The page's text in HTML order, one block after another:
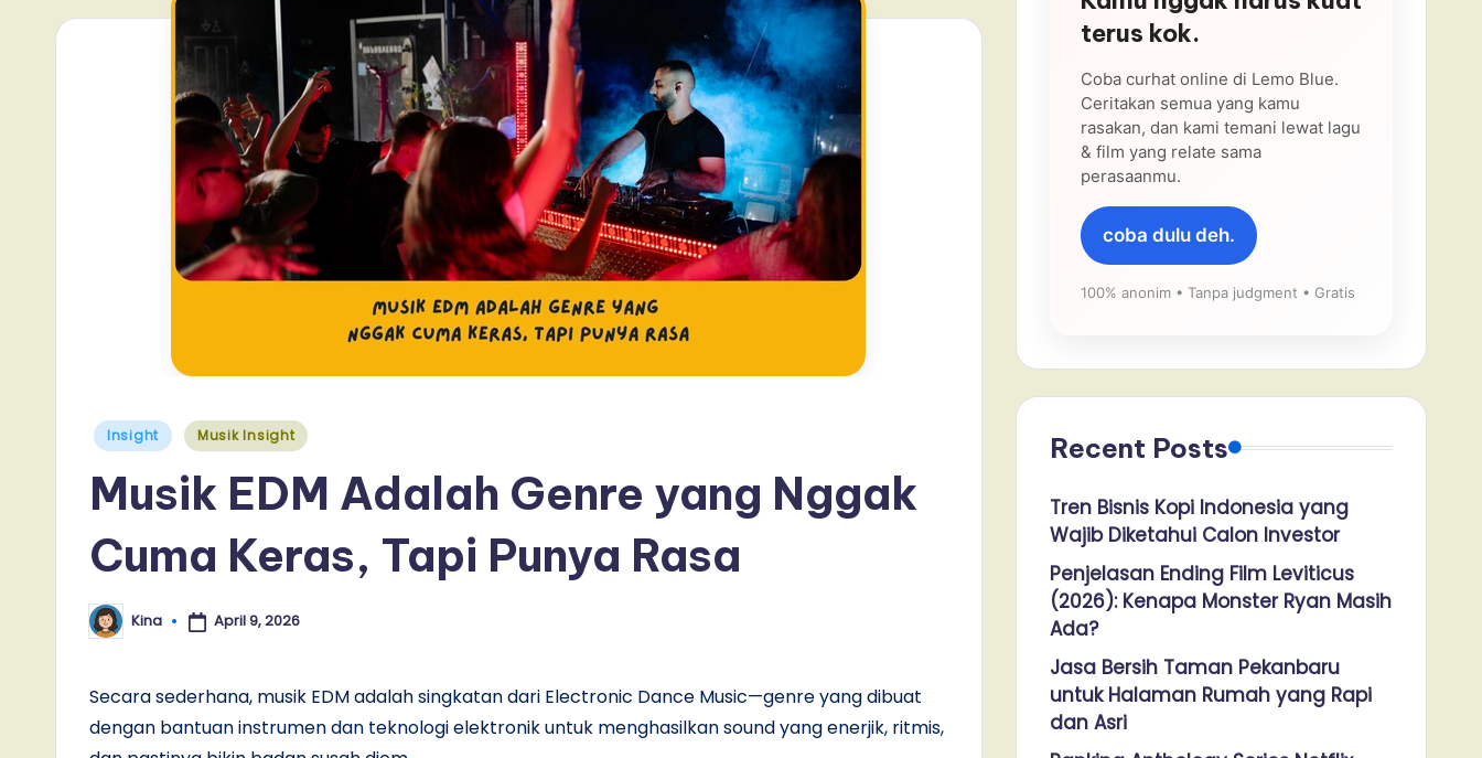
Posted
Insight Musik Insight
Musik EDM Adalah Genre yang Nggak
Cuma Keras, Tapi Punya Rasa
Posted
by
Kina April 9, 2026
Secara sederhana, musik EDM adalah singkatan dari Electronic Dance Music—genre yang dibuat
dengan bantuan instrumen dan teknologi elektronik untuk menghasilkan sound yang enerjik, ritmis,
terus kok.
Coba curhat online di Lemo Blue.
Ceritakan semua yang kamu
rasakan, dan kami temani lewat lagu
& film yang relate sama
perasaanmu.
coba dulu deh.
100% anonim • Tanpa judgment • Gratis
Recent Posts
Tren Bisnis Kopi Indonesia yang
Wajib Diketahui Calon Investor
Penjelasan Ending Film Leviticus
(2026): Kenapa Monster Ryan Masih
Ada?
Jasa Bersih Taman Pekanbaru
untuk Halaman Rumah yang Rapi
dan Asri